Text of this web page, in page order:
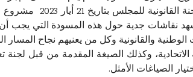
قوى تحالف إدارة الدولة
نقاشات جدية حول هذه المسودة التي
والقانونية وكل من يعنيهم نجاح المسار
وكذلك الصيغة المقدمة من قبل لجنة
الصياغات الأمثل.